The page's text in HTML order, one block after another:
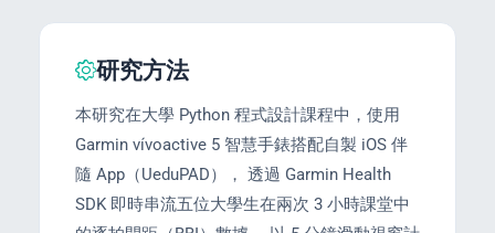
Education
研究方法
本研究在大學 Python 程式設計課程中，使用
Garmin vívoactive 5 智慧手錶搭配自製 iOS 伴
隨 App（UeduPAD）， 透過 Garmin Health
SDK 即時串流五位大學生在兩次 3 小時課堂中